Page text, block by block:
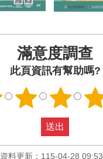
滿意度調查
此頁資訊有幫助嗎?
資料更新：115-04-28 09:53